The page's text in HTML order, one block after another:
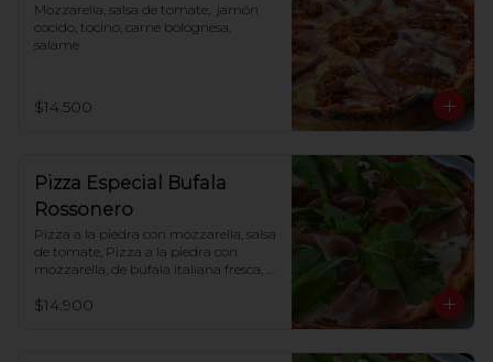
Mozzarella, salsa de tomate,  jamón
cocido, tocino, carne bolognesa,
salame
$14.500
Pizza Especial Bufala
Rossonero
Pizza a la piedra con mozzarella, salsa
de tomate, Pizza a la piedra con
mozzarella, de búfala italiana fresca,
$14.900